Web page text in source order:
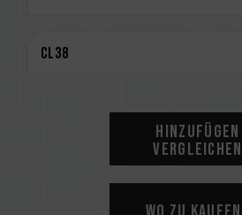
Hochwertiger IC mit
On-Die ECC für ein
Lebenslange Garantie
Eine vollständige Liste der
Hinzufügen
Vergleichen